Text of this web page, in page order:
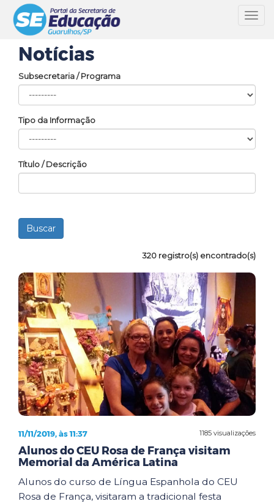
Notícias
Subsecretaria / Programa
Tipo da Informação
Título / Descrição
320 registro(s) encontrado(s)
1185 visualizações
11/11/2019, às 11:37
Alunos do CEU Rosa de França visitam
Memorial da América Latina
Alunos do curso de Língua Espanhola do CEU
Rosa de França, visitaram a tradicional festa